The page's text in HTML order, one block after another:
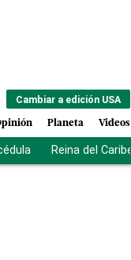
Cambiar a edición USA
Planeta Videos
Reina del Caribe